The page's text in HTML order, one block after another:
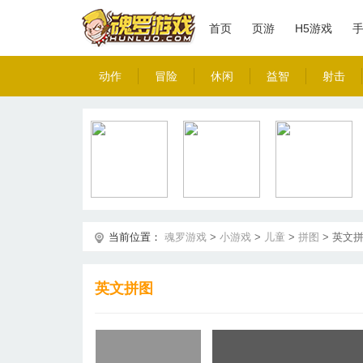
首页 页游 H5游戏
动作 冒险 休闲 益智 射击
当前位置： 魂罗游戏 > 小游戏 > 儿童 > 拼图 > 英文
英文拼图